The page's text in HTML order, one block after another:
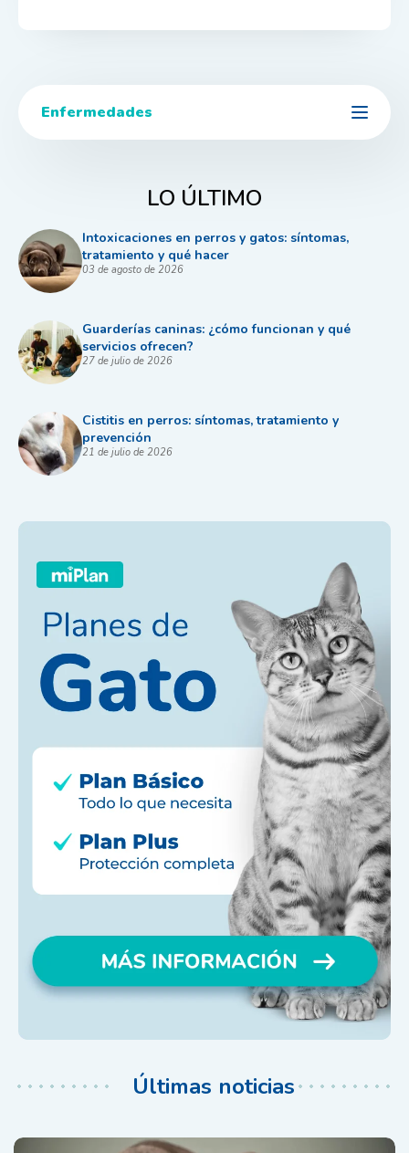
Enfermedades
LO ÚLTIMO
Intoxicaciones en perros y gatos: síntomas,
tratamiento y qué hacer
03 de agosto de 2026
Guarderías caninas: ¿cómo funcionan y qué
servicios ofrecen?
27 de julio de 2026
Cistitis en perros: síntomas, tratamiento y
prevención
21 de julio de 2026
Últimas noticias